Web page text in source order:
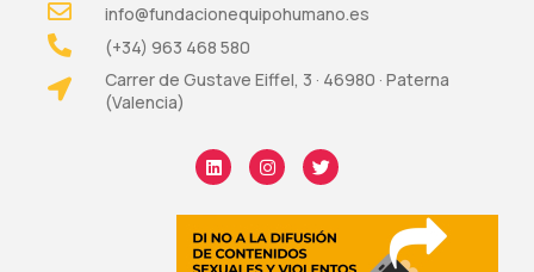
info@fundacionequipohumano.es
(+34) 963 468 580
Carrer de Gustave Eiffel, 3 · 46980 · Paterna
(Valencia)